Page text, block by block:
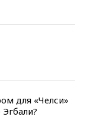
для «Челси»